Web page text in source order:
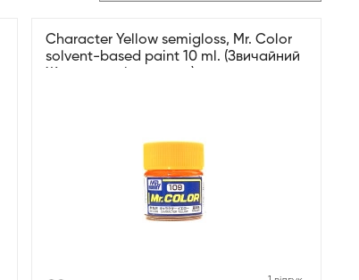
Character Yellow semigloss, Mr. Color
solvent-based paint 10 ml. (Звичайний